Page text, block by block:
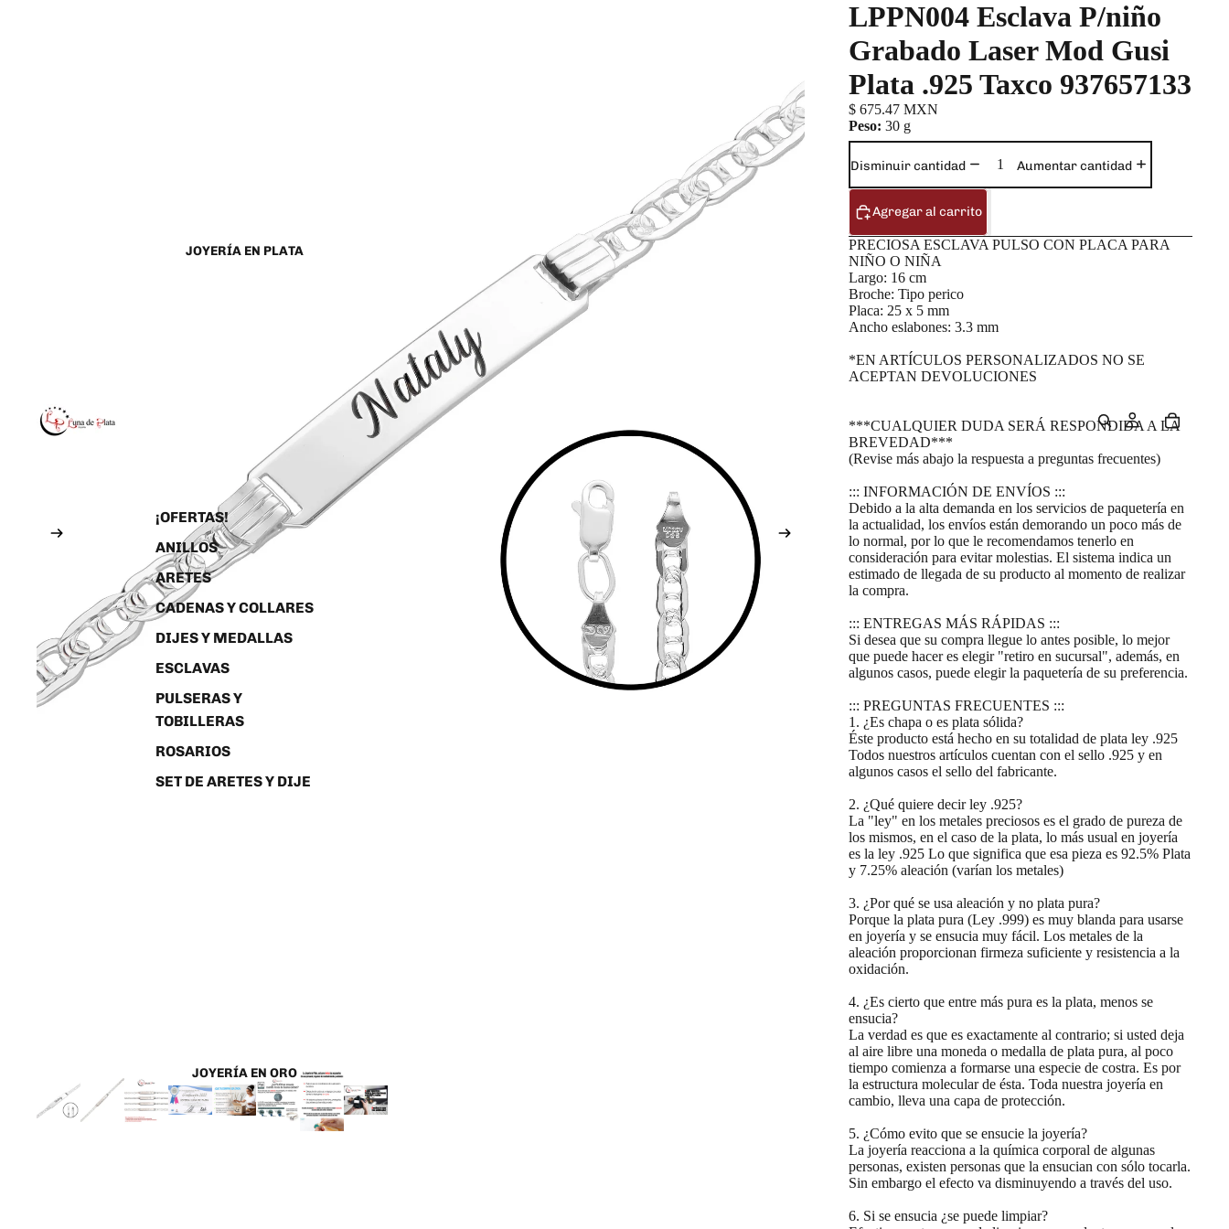
JOYERÍA EN PLATA
¡OFERTAS!
ANILLOS
ARETES
CADENAS Y COLLARES
DIJES Y MEDALLAS
ESCLAVAS
PULSERAS Y
TOBILLERAS
ROSARIOS
SET DE ARETES Y DIJE
JOYERÍA EN ORO
LPPN004 Esclava P/niño
Grabado Laser Mod Gusi
Plata .925 Taxco 937657133
$ 675.47 MXN
Peso: 30 g
Disminuir cantidad Aumentar cantidad
Agregar al carrito
PRECIOSA ESCLAVA PULSO CON PLACA PARA
NIÑO O NIÑA
Largo: 16 cm
Broche: Tipo perico
Placa: 25 x 5 mm
Ancho eslabones: 3.3 mm
*EN ARTÍCULOS PERSONALIZADOS NO SE
ACEPTAN DEVOLUCIONES
***CUALQUIER DUDA SERÁ RESPONDIDA A LA
BREVEDAD***
(Revise más abajo la respuesta a preguntas frecuentes)
::: INFORMACIÓN DE ENVÍOS :::
Debido a la alta demanda en los servicios de paquetería en
la actualidad, los envíos están demorando un poco más de
lo normal, por lo que le recomendamos tenerlo en
consideración para evitar molestias. El sistema indica un
estimado de llegada de su producto al momento de realizar
la compra.
::: ENTREGAS MÁS RÁPIDAS :::
Si desea que su compra llegue lo antes posible, lo mejor
que puede hacer es elegir "retiro en sucursal", además, en
algunos casos, puede elegir la paquetería de su preferencia.
::: PREGUNTAS FRECUENTES :::
1. ¿Es chapa o es plata sólida?
Éste producto está hecho en su totalidad de plata ley .925
Todos nuestros artículos cuentan con el sello .925 y en
algunos casos el sello del fabricante.
2. ¿Qué quiere decir ley .925?
La "ley" en los metales preciosos es el grado de pureza de
los mismos, en el caso de la plata, lo más usual en joyería
es la ley .925 Lo que significa que esa pieza es 92.5% Plata
y 7.25% aleación (varían los metales)
3. ¿Por qué se usa aleación y no plata pura?
Porque la plata pura (Ley .999) es muy blanda para usarse
en joyería y se ensucia muy fácil. Los metales de la
aleación proporcionan firmeza suficiente y resistencia a la
oxidación.
4. ¿Es cierto que entre más pura es la plata, menos se
ensucia?
La verdad es que es exactamente al contrario; si usted deja
al aire libre una moneda o medalla de plata pura, al poco
tiempo comienza a formarse una especie de costra. Es por
la estructura molecular de ésta. Toda nuestra joyería en
cambio, lleva una capa de protección.
5. ¿Cómo evito que se ensucie la joyería?
La joyería reacciona a la química corporal de algunas
personas, existen personas que la ensucian con sólo tocarla.
Sin embargo el efecto va disminuyendo a través del uso.
6. Si se ensucia ¿se puede limpiar?